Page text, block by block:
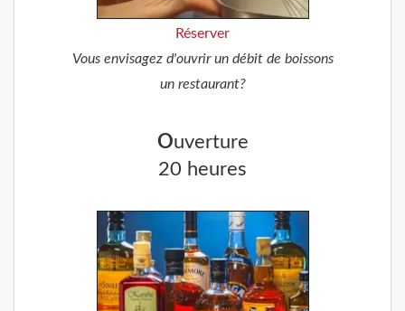
Réserver
Vous envisagez d'ouvrir un débit de boissons
un restaurant?
Ouverture
20 heures